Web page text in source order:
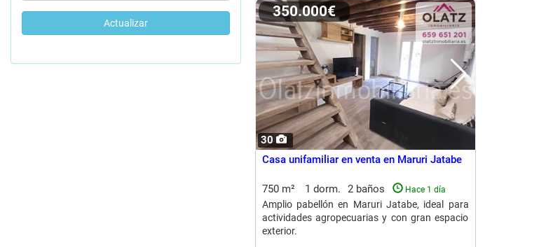
Actualizar
30
350.000€
Casa unifamiliar en venta en Maruri Jatabe
750 m² 1 dorm. 2 baños Hace 1 día
Amplio pabellón en Maruri Jatabe, ideal para
actividades agropecuarias y con gran espacio
exterior.